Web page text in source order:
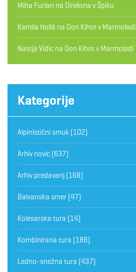
Miha Furlan na Direktna v Špiku
Kamila Hollá na Don Kihot v Marmoladi
Nastja Vidic na Don Kihot v Marmoladi
Kategorije
Alpinistični smuk (102)
Arhiv novic (637)
Arhiv predavanj (168)
Balvanska smer (47)
Kolesarska tura (14)
Kombinirana tura (188)
Ledno-snežna tura (437)